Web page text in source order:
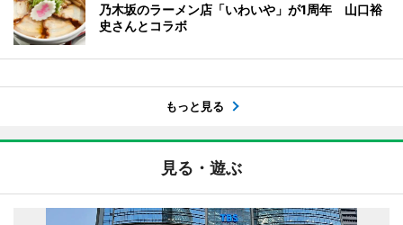
乃木坂のラーメン店「いわいや」が1周年 山口裕
史さんとコラボ
もっと見る
見る・遊ぶ